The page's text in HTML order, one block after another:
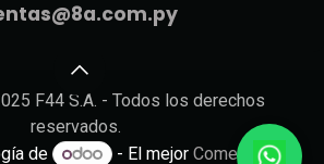
F44 S.A. - Todos los derechos
reservados.
de
- El mejor Comercio